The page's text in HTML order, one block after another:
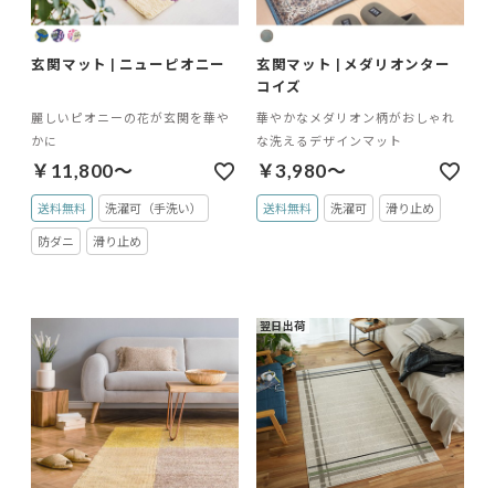
玄関マット | ニューピオニー
麗しいピオニーの花が玄関を華や
かに
￥11,800～
送料無料 洗濯可（手洗い）
防ダニ 滑り止め
玄関マット | メダリオンター
コイズ
華やかなメダリオン柄がおしゃれ
な洗えるデザインマット
￥3,980～
送料無料 洗濯可 滑り止め
翌日出荷